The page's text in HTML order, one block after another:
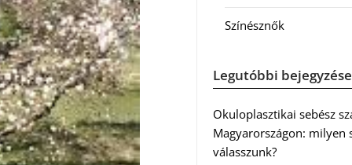
Színésznők
Legutóbbi
Okuloplasztikai sebész
Magyarországon: milyen
válasszunk?